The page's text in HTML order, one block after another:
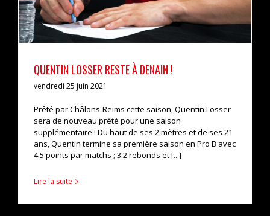
QUENTIN LOSSER RESTE À DENAIN !
vendredi 25 juin 2021
Prêté par Châlons-Reims cette saison, Quentin Losser
sera de nouveau prêté pour une saison
supplémentaire ! Du haut de ses 2 mètres et de ses 21
ans, Quentin termine sa première saison en Pro B avec
4.5 points par matchs ; 3.2 rebonds et [...]
Lire la suite